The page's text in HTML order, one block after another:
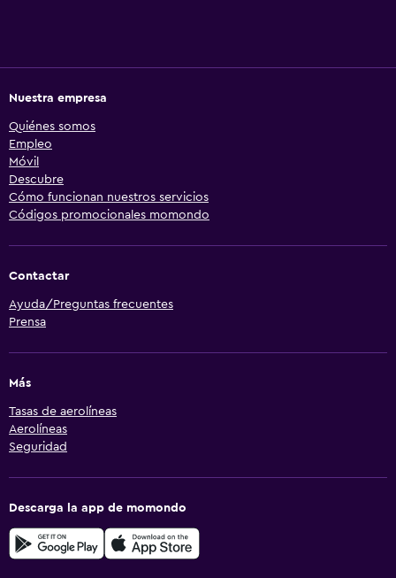
Nuestra empresa
Quiénes somos
Empleo
Móvil
Descubre
Cómo funcionan nuestros servicios
Códigos promocionales momondo
Contactar
Ayuda/Preguntas frecuentes
Prensa
Más
Tasas de aerolíneas
Aerolíneas
Seguridad
Descarga la app de momondo